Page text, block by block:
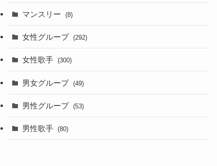
マンスリー (8)
女性グループ (292)
女性歌手 (300)
男女グループ (49)
男性グループ (53)
男性歌手 (80)